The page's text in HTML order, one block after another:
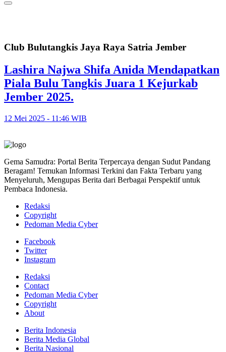
Club Bulutangkis Jaya Raya Satria Jember
Lashira Najwa Shifa Anida Mendapatkan
Piala Bulu Tangkis Juara 1 Kejurkab
Jember 2025.
12 Mei 2025 - 11:46 WIB
Gema Samudra: Portal Berita Terpercaya dengan Sudut Pandang
Beragam! Temukan Informasi Terkini dan Fakta Terbaru yang
Menyeluruh, Mengupas Berita dari Berbagai Perspektif untuk
Pembaca Indonesia.
Redaksi
Copyright
Pedoman Media Cyber
Facebook
Twitter
Instagram
Redaksi
Contact
Pedoman Media Cyber
Copyright
About
Berita Indonesia
Berita Media Global
Berita Nasional